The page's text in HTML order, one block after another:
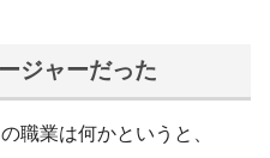
ジャーだった
職業は何かというと、